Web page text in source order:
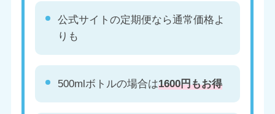
公式サイトの定期便なら通常価格よ
りも
500mlボトルの場合は1600円もお得